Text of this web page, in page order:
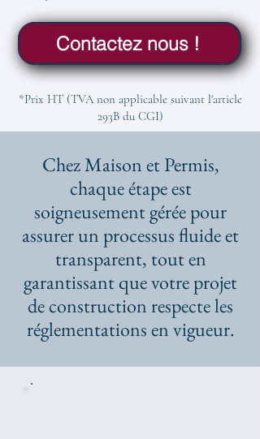
Contactez nous !
*Prix HT (TVA non applicable suivant l'article
293B du CGI)
Chez Maison et Permis,
chaque étape est
soigneusement gérée pour
assurer un processus fluide et
transparent, tout en
garantissant que votre projet
de construction respecte les
réglementations en vigueur.